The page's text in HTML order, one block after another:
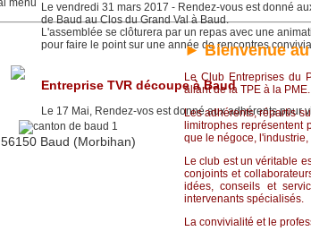
Le vendredi 31 mars 2017 - Rendez-vous est donné
de Baud au Clos du Grand Val à Baud.
L'assemblée se clôturera par un repas avec une
pour faire le point sur une année de rencontres
Entreprise TVR découpe à Baud
Le 17 Mai, Rendez-vos est donné aux adhérents pour
56150 Baud (Morbihan)
► Bienvenue
Le Club Entreprises du
allant de la TPE à la PME.
Les adhérents, répartis
limitrophes représentent
que le négoce,
Le club est un véritable
conjoints et
idées, conseils et
intervenants spécialisés.
La convivialité et le